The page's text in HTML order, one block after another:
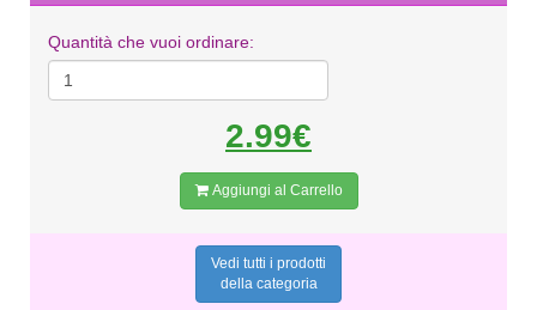
Quantità che vuoi ordinare:
2.99€
Aggiungi al Carrello
Vedi tutti i prodotti
della categoria